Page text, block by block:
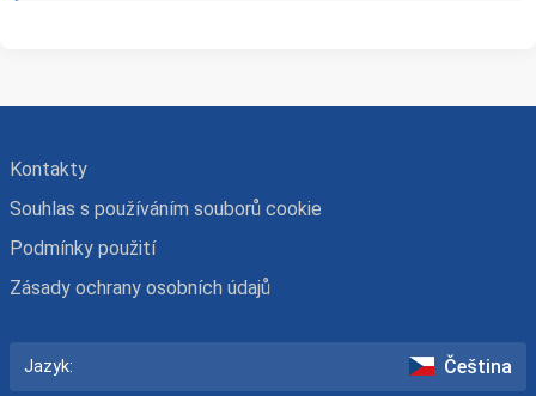
Kontakty
Souhlas s používáním souborů cookie
Podmínky použití
Zásady ochrany osobních údajů
Jazyk: Čeština